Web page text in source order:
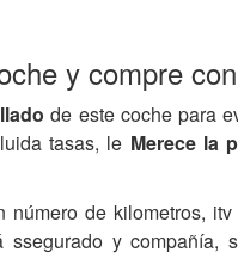
y compre
de este coche para
tasas, le Merece la
de kilometros,
y compañía,